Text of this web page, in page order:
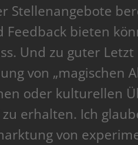
Stellenangebote
Feedback bieten
Und zu guter
von „magischen
oder kulturellen
erhalten. Ich
von